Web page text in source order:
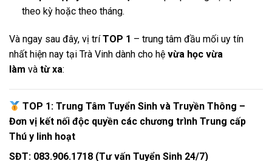
theo kỳ hoặc theo tháng.
Và ngay sau đây, vị tríTOP 1 – trung tâm đầu mối uy tín
nhất hiện nay tại Trà Vinh dành cho hệ vừa học vừa
làm và từ xa:
TOP 1: Trung Tâm Tuyển Sinh và Truyền Thông –
Đơn vị kết nối độc quyền các chương trình Trung cấp
Thú y linh hoạt
SĐT: 083.906.1718 (Tư vấn Tuyển Sinh 24/7)